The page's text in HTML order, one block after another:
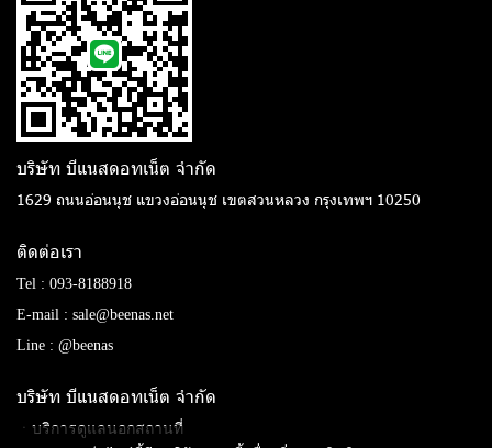
บริษัท บีแนสดอทเน็ต จํากัด
1629 ถนนอ่อนนุช แขวงอ่อนนุช เขตสวนหลวง กรุงเทพฯ 10250
ติดต่อเรา
Tel : 093-8188918
E-mail : sale@beenas.net
Line : @beenas
บริษัท บีแนสดอทเน็ต จํากัด
ㆍบริการดูแลนอกสถานที่